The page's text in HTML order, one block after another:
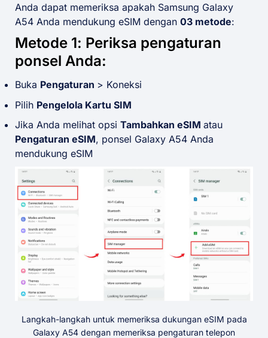
Anda dapat memeriksa apakah Samsung Galaxy
A54 Anda mendukung eSIM dengan 03 metode:
Metode 1: Periksa pengaturan
ponsel Anda:
Buka Pengaturan > Koneksi
Pilih Pengelola Kartu SIM
Jika Anda melihat opsi Tambahkan eSIM atau
Pengaturan eSIM, ponsel Galaxy A54 Anda
mendukung eSIM
Langkah-langkah untuk memeriksa dukungan eSIM pada
Galaxy A54 dengan memeriksa pengaturan telepon